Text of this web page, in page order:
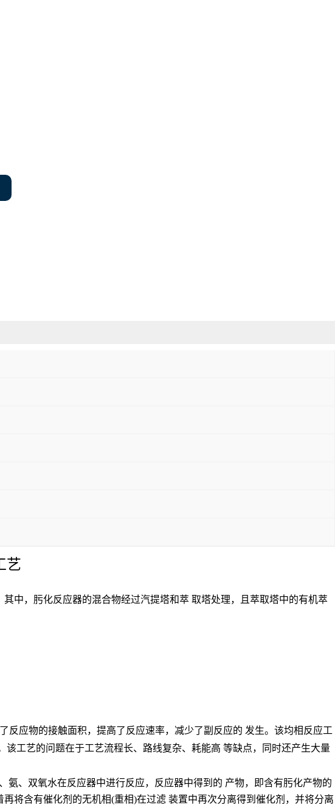
艺
中，肟化反应器的混合物经过汽提塔和萃 取塔处理，且萃取塔中的有机萃
反应物的接触面积，提高了反应速率，减少了副反应的 发生。该均相反应工
工艺的问题在于工艺流程长、路线复杂、耗能高 等缺点，同时还产生大量
氨、双氧水在反应器中进行反应，反应器中得到的 产物，即含有肟化产物的
将含有催化剂的无机相(重相)在过滤 装置中再次分离得到催化剂，并将分离